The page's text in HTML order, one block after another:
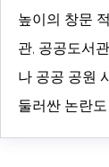
높이의 창문
관, 공공도서
나 공공 공원
둘러싼 논란